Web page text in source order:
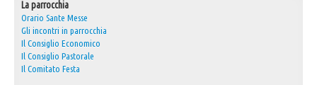
La parrocchia
Orario Sante Messe
Gli incontri in parrocchia
Il Consiglio Economico
Il Consiglio Pastorale
Il Comitato Festa